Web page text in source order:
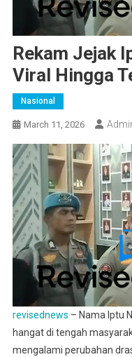
Rekam Jejak
Viral Hingga
Nasional
March 11, 2026
revisednews – Nama Iptu
hangat di tengah
mengalami perubahan